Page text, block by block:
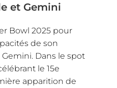
et Gemini
Bowl 2025 pour
de son
Dans le spot
le 15e
apparition de